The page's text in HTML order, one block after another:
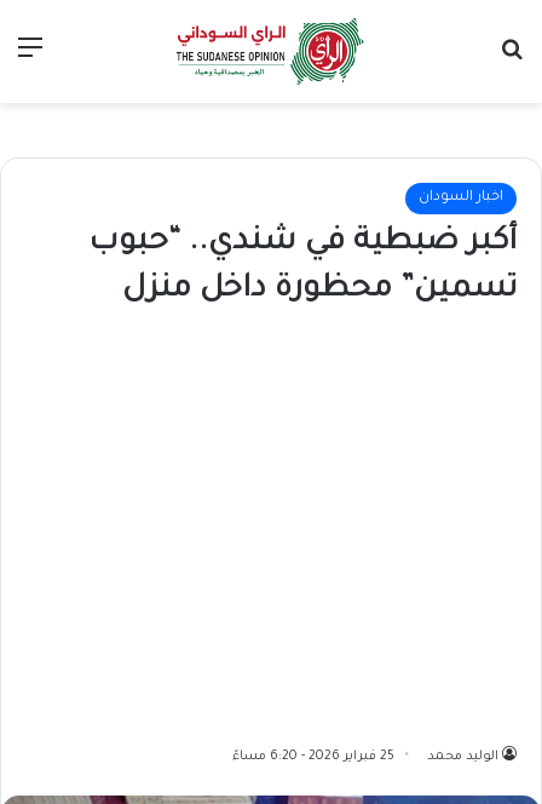
اخبار السودان
أكبر ضبطية في شندي.. “حبوب
تسمين” محظورة داخل منزل
الوليد محمد 25 فبراير 2026 - 6:20 مساءً